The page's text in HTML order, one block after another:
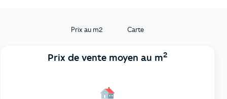
Prix au m2 Carte
Prix de vente moyen au m2